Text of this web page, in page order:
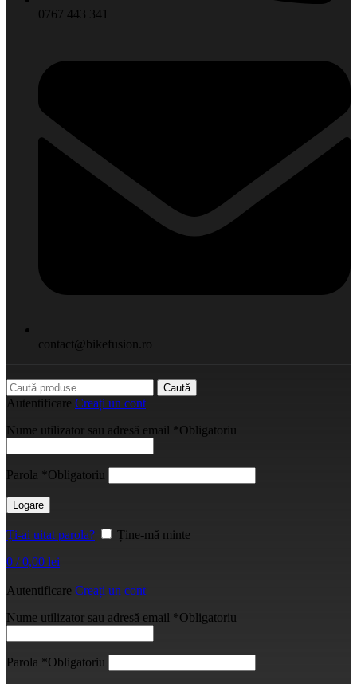
0767 443 341
contact@bikefusion.ro
Caută
Autentificare Creați un cont
Nume utilizator sau adresă email *Obligatoriu
Parola *Obligatoriu
Logare
Ți-ai uitat parola?
Ține-mă minte
0 / 0,00 lei
Autentificare Creați un cont
Nume utilizator sau adresă email *Obligatoriu
Parola *Obligatoriu